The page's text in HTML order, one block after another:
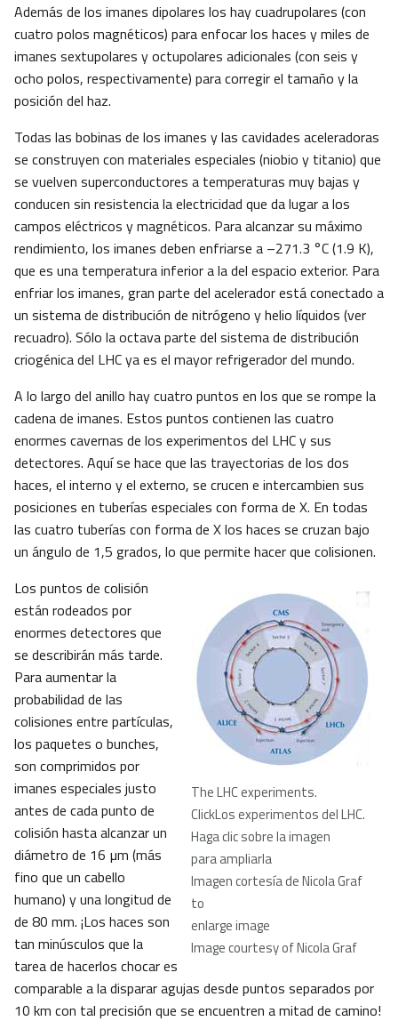
Además de los imanes dipolares los hay cuadrupolares (con
cuatro polos magnéticos) para enfocar los haces y miles de
imanes sextupolares y octupolares adicionales (con seis y
ocho polos, respectivamente) para corregir el tamaño y la
posición del haz.
Todas las bobinas de los imanes y las cavidades aceleradoras
se construyen con materiales especiales (niobio y titanio) que
se vuelven superconductores a temperaturas muy bajas y
conducen sin resistencia la electricidad que da lugar a los
campos eléctricos y magnéticos. Para alcanzar su máximo
rendimiento, los imanes deben enfriarse a –271.3 °C (1.9 K),
que es una temperatura inferior a la del espacio exterior. Para
enfriar los imanes, gran parte del acelerador está conectado a
un sistema de distribución de nitrógeno y helio líquidos (ver
recuadro). Sólo la octava parte del sistema de distribución
criogénica del LHC ya es el mayor refrigerador del mundo.
A lo largo del anillo hay cuatro puntos en los que se rompe la
cadena de imanes. Estos puntos contienen las cuatro
enormes cavernas de los experimentos del LHC y sus
detectores. Aquí se hace que las trayectorias de los dos
haces, el interno y el externo, se crucen e intercambien sus
posiciones en tuberías especiales con forma de X. En todas
las cuatro tuberías con forma de X los haces se cruzan bajo
un ángulo de 1,5 grados, lo que permite hacer que colisionen.
The LHC experiments.
ClickLos experimentos del LHC.
Haga clic sobre la imagen
para ampliarla
Imagen cortesía de Nicola Graf
to
enlarge image
Image courtesy of Nicola Graf
Los puntos de colisión
están rodeados por
enormes detectores que
se describirán más tarde.
Para aumentar la
probabilidad de las
colisiones entre partículas,
los paquetes o bunches,
son comprimidos por
imanes especiales justo
antes de cada punto de
colisión hasta alcanzar un
diámetro de 16 µm (más
fino que un cabello
humano) y una longitud de
de 80 mm. ¡Los haces son
tan minúsculos que la
tarea de hacerlos chocar es
comparable a la disparar agujas desde puntos separados por
10 km con tal precisión que se encuentren a mitad de camino!